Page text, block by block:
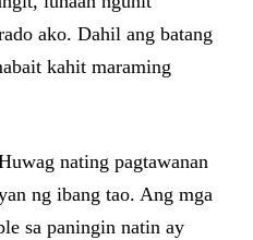
ako. Dahil ang batang
kahit maraming
nating pagtawanan
ng ibang tao. Ang mga
sa paningin natin ay